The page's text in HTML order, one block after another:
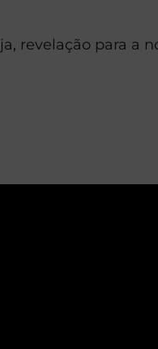
revelação para a